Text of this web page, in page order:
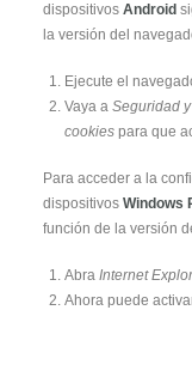
dispositivos Android
la versión del
Ejecute el
Vaya a Seguridad
cookies para que
Para acceder a la
dispositivos Windows
función de la versión
Abra Internet
Ahora puede